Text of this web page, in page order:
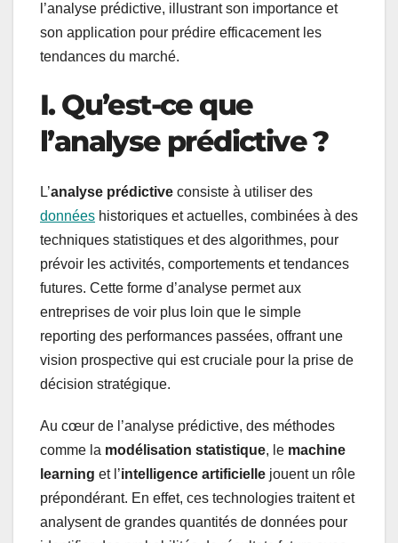
l’analyse prédictive, illustrant son importance et
son application pour prédire efficacement les
tendances du marché.
I. Qu’est-ce que
l’analyse prédictive ?
L’analyse prédictive consiste à utiliser des
données historiques et actuelles, combinées à des
techniques statistiques et des algorithmes, pour
prévoir les activités, comportements et tendances
futures. Cette forme d’analyse permet aux
entreprises de voir plus loin que le simple
reporting des performances passées, offrant une
vision prospective qui est cruciale pour la prise de
décision stratégique.
Au cœur de l’analyse prédictive, des méthodes
comme la modélisation statistique, le machine
learning et l’intelligence artificielle jouent un rôle
prépondérant. En effet, ces technologies traitent et
analysent de grandes quantités de données pour